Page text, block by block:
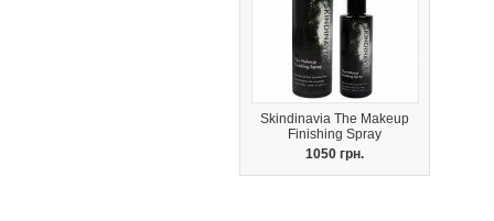
Skindinavia The Makeup
Finishing Spray
1050 грн.